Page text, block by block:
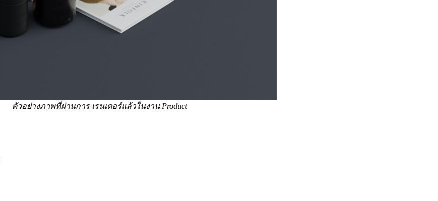
ตัวอย่างภาพที่ผ่านการ เรนเดอร์แล้วในงาน Product